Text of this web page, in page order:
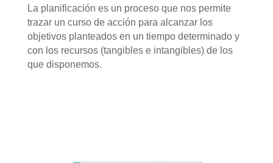
La planificación es un proceso que nos permite
trazar un curso de acción para alcanzar los
objetivos planteados en un tiempo determinado y
con los recursos (tangibles e intangibles) de los
que disponemos.